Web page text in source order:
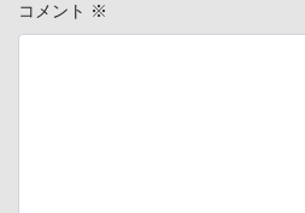
コメント ※